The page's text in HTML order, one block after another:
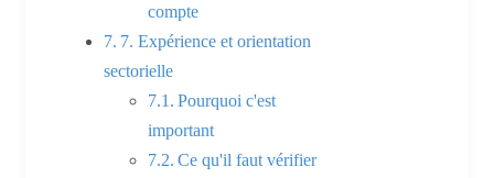
compte
7. Expérience et orientation
sectorielle
Pourquoi c'est
important
Ce qu'il faut vérifier